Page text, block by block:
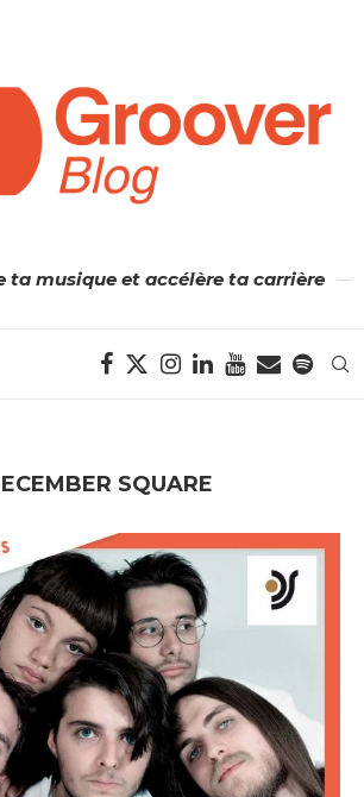
ta musique et accélère ta carrière
SQUARE